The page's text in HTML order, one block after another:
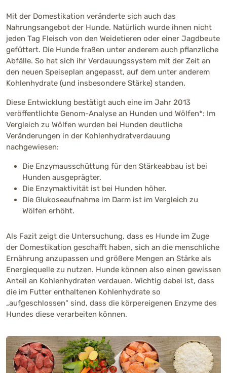
Mit der Domestikation veränderte sich auch das
Nahrungsangebot der Hunde. Natürlich wurde ihnen nicht
jeden Tag Fleisch von den Weidetieren oder einer Jagdbeute
gefüttert. Die Hunde fraßen unter anderem auch pflanzliche
Abfälle. So hat sich ihr Verdauungssystem mit der Zeit an
den neuen Speiseplan angepasst, auf dem unter anderem
Kohlenhydrate (und insbesondere Stärke) standen.
Diese Entwicklung bestätigt auch eine im Jahr 2013
veröffentlichte Genom-Analyse an Hunden und Wölfen*: Im
Vergleich zu Wölfen wurden bei Hunden deutliche
Veränderungen in der Kohlenhydratverdauung
nachgewiesen:
Die Enzymausschüttung für den Stärkeabbau ist bei
Hunden ausgeprägter.
Die Enzymaktivität ist bei Hunden höher.
Die Glukoseaufnahme im Darm ist im Vergleich zu
Wölfen erhöht.
Als Fazit zeigt die Untersuchung, dass es Hunde im Zuge
der Domestikation geschafft haben, sich an die menschliche
Ernährung anzupassen und größere Mengen an Stärke als
Energiequelle zu nutzen. Hunde können also einen gewissen
Anteil an Kohlenhydraten verdauen. Wichtig dabei ist, dass
die im Futter enthaltenen Kohlenhydrate so
„aufgeschlossen“ sind, dass die körpereigenen Enzyme des
Hundes diese verarbeiten können.